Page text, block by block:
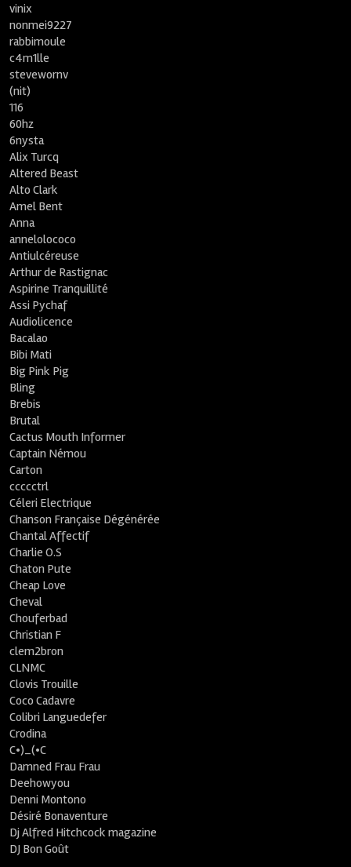
vinix
nonmei9227
rabbimoule
c4m1lle
stevewornv
(nit)
116
60hz
6nysta
Alix Turcq
Altered Beast
Alto Clark
Amel Bent
Anna
annelolococo
Antiulcéreuse
Arthur de Rastignac
Aspirine Tranquillité
Assi Pychaf
Audiolicence
Bacalao
Bibi Mati
Big Pink Pig
Bling
Brebis
Brutal
Cactus Mouth Informer
Captain Némou
Carton
ccccctrl
Céleri Electrique
Chanson Française Dégénérée
Chantal Affectif
Charlie O.S
Chaton Pute
Cheap Love
Cheval
Chouferbad
Christian F
clem2bron
CLNMC
Clovis Trouille
Coco Cadavre
Colibri Languedefer
Crodina
C•)_(•C
Damned Frau Frau
Deehowyou
Denni Montono
Désiré Bonaventure
Dj Alfred Hitchcock magazine
DJ Bon Goût